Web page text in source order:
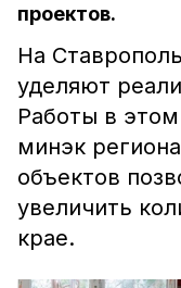
проектов.
На
уделяют
Работы в
минэк
объектов
увеличить
крае.